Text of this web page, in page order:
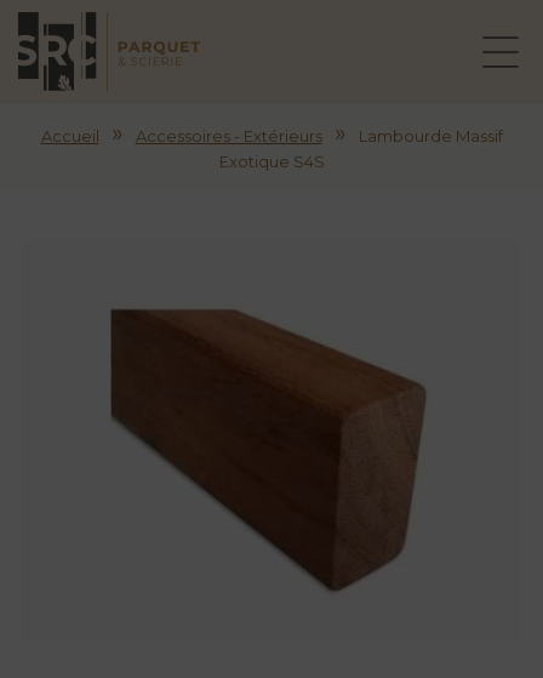
Accueil » Accessoires - Extérieurs»
Lambourde Massif
Exotique S4S